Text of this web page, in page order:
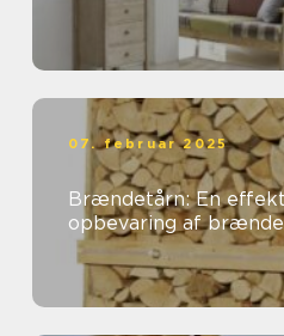
07. februar 2025
Brændetårn: En
opbevaring af brænde